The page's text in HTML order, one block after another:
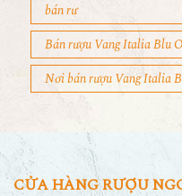
bán rư
Bán rượu Vang Italia Blu
Nơi bán rượu Vang Italia
CỬA HÀNG RƯỢU